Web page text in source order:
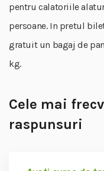
pentru calatoriile
persoane. In pretul
gratuit un bagaj de
kg.
Cele mai
raspunsuri